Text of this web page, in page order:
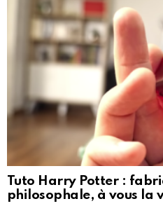
Tuto Harry Potter :
philosophale, à vous la